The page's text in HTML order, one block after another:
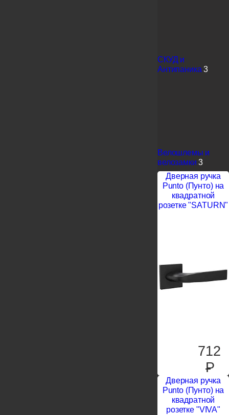
СКУД и
Антипаника 3
Велошлемы и
велозамки 3
Дверная ручка
Punto (Пунто) на
квадратной
розетке "SATURN"
712
P
Дверная ручка
Punto (Пунто) на
квадратной
розетке "VIVA"